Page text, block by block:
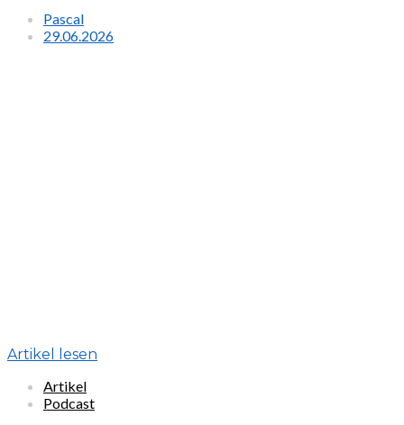
Pascal
29.06.2026
Artikel lesen
Artikel
Podcast